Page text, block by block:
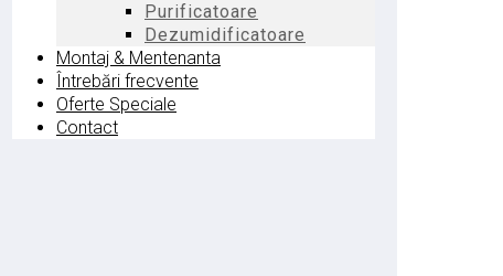
Purificatoare
Dezumidificatoare
Montaj & Mentenanta
Întrebări frecvente
Oferte Speciale
Contact